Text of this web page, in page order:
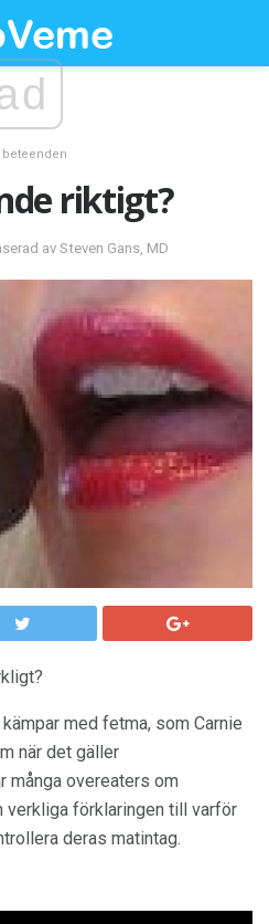
riktigt?
av Steven Gans, MD
med fetma, som Carnie
när det gäller
många overeaters om
verkliga förklaringen till varför
deras matintag.